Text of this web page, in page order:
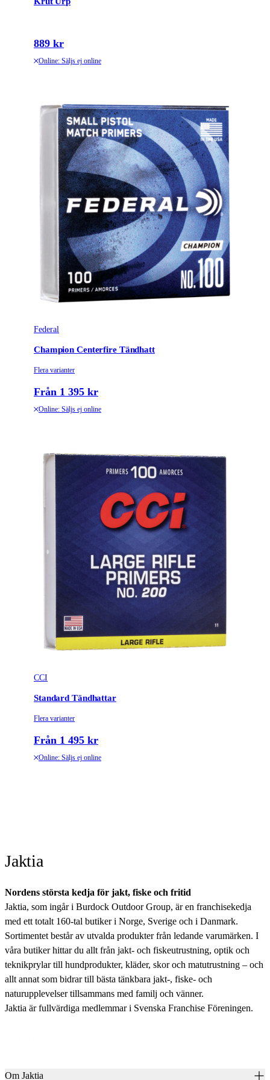
889 kr
Online: Säljs ej online
Federal
Champion Centerfire Tändhatt
Flera varianter
Från 1 395 kr
Online: Säljs ej online
CCI
Standard Tändhattar
Flera varianter
Från 1 495 kr
Online: Säljs ej online
Jaktia
Nordens största kedja för jakt, fiske och fritid
Jaktia, som ingår i Burdock Outdoor Group, är en franchisekedja
med ett totalt 160-tal butiker i Norge, Sverige och i Danmark.
Sortimentet består av utvalda produkter från ledande varumärken. I
våra butiker hittar du allt från jakt- och fiskeutrustning, optik och
teknikprylar till hundprodukter, kläder, skor och matutrustning – och
allt annat som bidrar till bästa tänkbara jakt-, fiske- och
naturupplevelser tillsammans med familj och vänner.
Jaktia är fullvärdiga medlemmar i Svenska Franchise Föreningen.
Om Jaktia